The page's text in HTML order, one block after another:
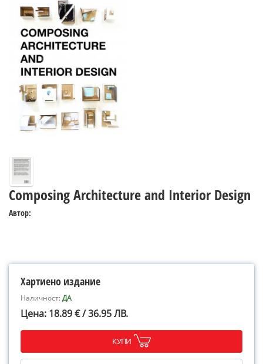
Composing Architecture and Interior Design
Автор:
Хартиено издание
Наличност:ДА
Цена: 18.89 € / 36.95 ЛВ.
КУПИ